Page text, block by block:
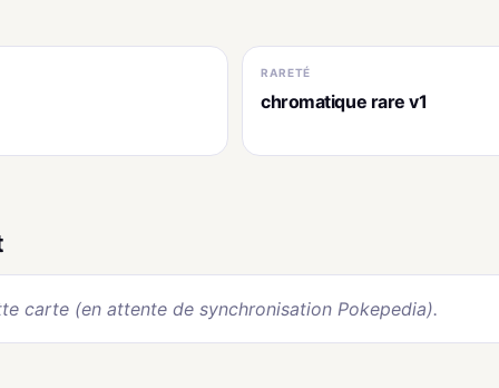
RARETÉ
chromatique rare v1
carte (en attente de synchronisation Pokepedia).